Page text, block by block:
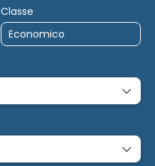
Classe